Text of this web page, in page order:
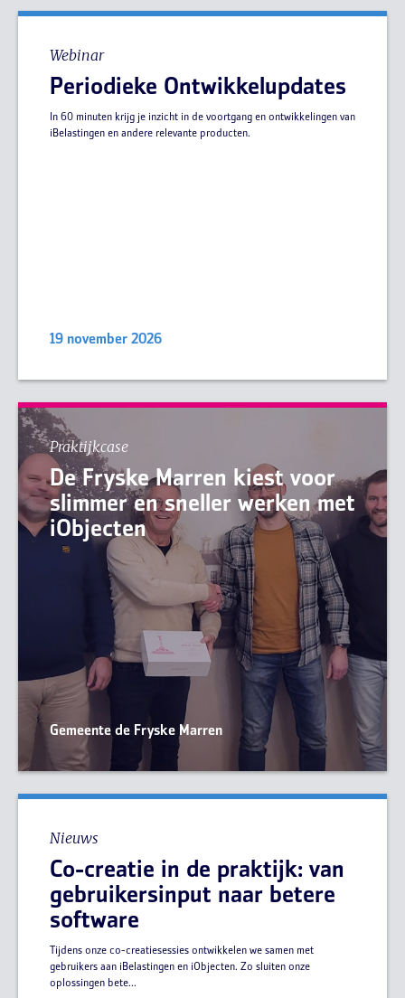
Webinar
Periodieke Ontwikkelupdates
In 60 minuten krijg je inzicht in de voortgang en ontwikkelingen van
iBelastingen en andere relevante producten.
19 november 2026
Praktijkcase
De Fryske Marren kiest voor
slimmer en sneller werken met
iObjecten
Gemeente de Fryske Marren
Nieuws
Co-creatie in de praktijk: van
gebruikersinput naar betere
software
Tijdens onze co-creatiesessies ontwikkelen we samen met
gebruikers aan iBelastingen en iObjecten. Zo sluiten onze
oplossingen bete...